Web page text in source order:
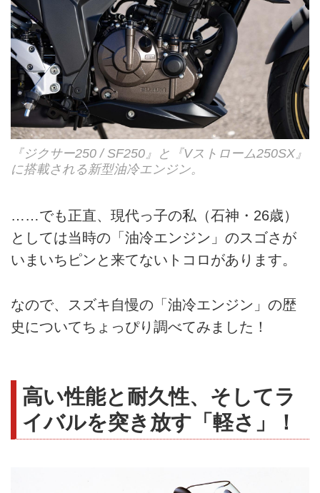
『ジクサー250 / SF250』と『Vストローム250SX』
に搭載される新型油冷エンジン。
……でも正直、現代っ子の私（石神・26歳）
としては当時の「油冷エンジン」のスゴさが
いまいちピンと来てないトコロがあります。
なので、スズキ自慢の「油冷エンジン」の歴
史についてちょっぴり調べてみました！
高い性能と耐久性、そしてラ
イバルを突き放す「軽さ」！